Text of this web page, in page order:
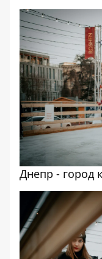
Днепр - город